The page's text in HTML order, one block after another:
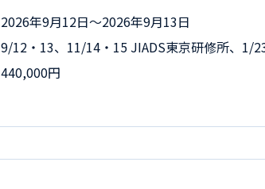
2026年9月12日〜2026年9月13日
9/12・13、11/14・15 JIADS東京研修所、1/
440,000円